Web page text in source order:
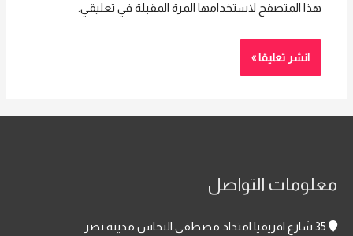
هذا المتصفح لاستخدامها المرة المقبلة في تعليقي.
معلومات التواصل